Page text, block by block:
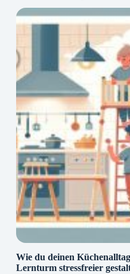
Wie du deinen
Lernturm stressfreier